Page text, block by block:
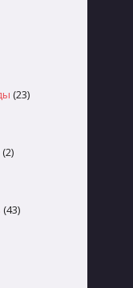
(23)
(2)
(43)